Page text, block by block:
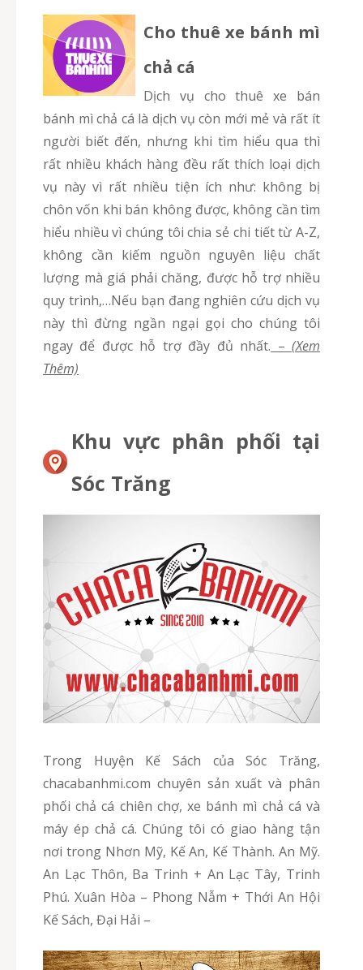
Cho thuê xe bánh mì
chả cá
Dịch vụ cho thuê xe bán
bánh mì chả cá là dịch vụ còn mới mẻ và rất ít
người biết đến, nhưng khi tìm hiểu qua thì
rất nhiều khách hàng đều rất thích loại dịch
vụ này vì rất nhiều tiện ích như: không bị
chôn vốn khi bán không được, không cần tìm
hiểu nhiều vì chúng tôi chia sẻ chi tiết từ A-Z,
không cần kiếm nguồn nguyên liệu chất
lượng mà giá phải chăng, được hỗ trợ nhiều
quy trình,…Nếu bạn đang nghiên cứu dịch vụ
này thì đừng ngần ngại gọi cho chúng tôi
ngay để được hỗ trợ đầy đủ nhất. –(Xem
Thêm)
Khu vực phân phối tại
Sóc Trăng
Trong Huyện Kế Sách của Sóc Trăng,
chacabanhmi.com chuyên sản xuất và phân
phối chả cá chiên chợ, xe bánh mì chả cá và
máy ép chả cá. Chúng tôi có giao hàng tận
nơi trong Nhơn Mỹ, Kế An, Kế Thành. An Mỹ.
An Lạc Thôn, Ba Trinh + An Lạc Tây, Trinh
Phú. Xuân Hòa – Phong Nẫm + Thới An Hội
Kế Sách, Đại Hải –